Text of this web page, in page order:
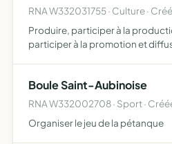
RNA W332031755 · Culture ·
Produire, participer à la
participer à la promotion et
Boule Saint-Aubinoise
RNA W332002708 · Sport ·
Organiser le jeu de la pétanque